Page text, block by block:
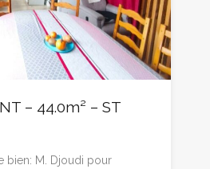
– 44.0m² – ST
bien: M. Djoudi pour